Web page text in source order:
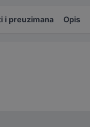
i preuzimana Opis